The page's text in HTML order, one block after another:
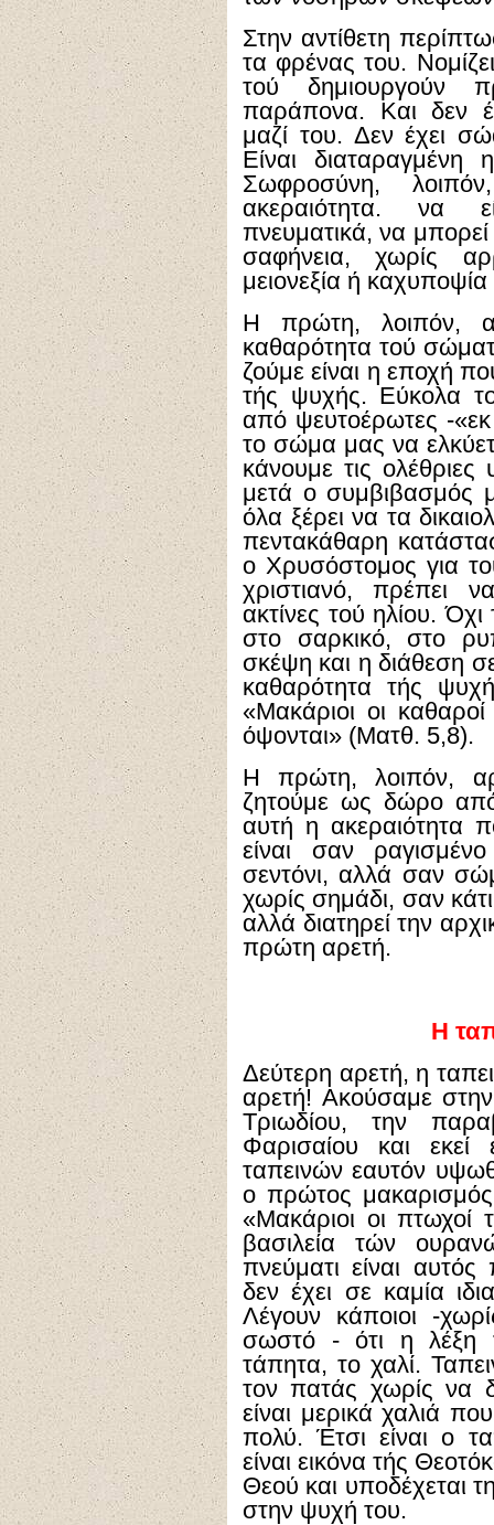
Στην αντίθετη
τα φρένας του.
τού δημιουργούν
παράπονα. Και δεν
μαζί του. Δεν έχει
Είναι
Σωφροσύνη,
ακεραιότητα. να
πνευματικά, να μπορεί
σαφήνεια, χωρίς
μειονεξία ή
Η πρώτη, λοιπόν,
καθαρότητα τού
ζούμε είναι η εποχή
τής ψυχής. Εύκολα το
από ψευτοέρωτες -«εκ
το σώμα μας να
κάνουμε τις
μετά ο συμβιβασμός
όλα ξέρει να τα
πεντακάθαρη
ο Χρυσόστομος για
χριστιανό, πρέπει
ακτίνες τού ηλίου.
στο σαρκικό, στο
σκέψη και η διάθεση
καθαρότητα τής
«Μακάριοι οι
όψονται» (Ματθ. 5,8).
Η πρώτη, λοιπόν,
ζητούμε ως δώρο
αυτή η ακεραιότητα
είναι σαν
σεντόνι, αλλά σαν
χωρίς σημάδι, σαν
αλλά διατηρεί την
πρώτη αρετή.
Η
Δεύτερη αρετή, η
αρετή! Ακούσαμε
Τριωδίου, την
Φαρισαίου και εκεί
ταπεινών εαυτόν
ο πρώτος μακαρισμός
«Μακάριοι οι πτωχοί
βασιλεία τών
πνεύματι είναι
δεν έχει σε καμία
Λέγουν κάποιοι -
σωστό - ότι η λέξη
τάπητα, το χαλί.
τον πατάς χωρίς να
είναι μερικά χαλιά
πολύ. Έτσι είναι ο
είναι εικόνα τής
Θεού και υποδέχεται
στην ψυχή του.